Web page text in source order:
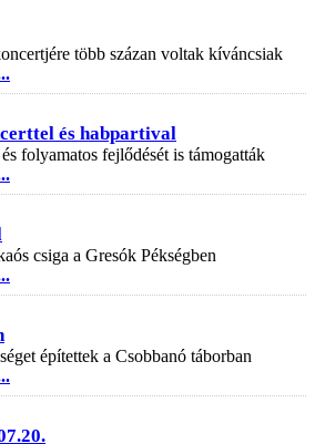
több százan voltak kíváncsiak
és habpartival
folyamatos fejlődését is támogatták
csiga a Gresók Pékségben
építettek a Csobbanó táborban